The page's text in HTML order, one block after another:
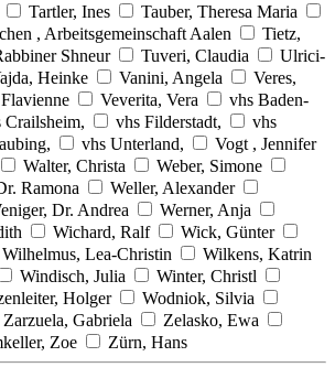
Tartler, Ines
Tauber, Theresa Maria
, Arbeitsgemeinschaft Aalen
Tietz,
Shneur Tuveri, Claudia
Ulrici-
Heinke Vanini, Angela
Veres,
Veverita, Vera
vhs Baden-
Crailsheim, vhs Filderstadt,
vhs
vhs Unterland,
Vogt , Jennifer
Walter, Christa
Weber, Simone
Ramona
Weller, Alexander
Dr. Andrea
Werner, Anja
Wichard, Ralf
Wick, Günter
Wilhelmus, Lea-Christin
Wilkens, Katrin
Windisch, Julia
Winter, Christl
Holger
Wodniok, Silvia
Zarzuela, Gabriela
Zelasko, Ewa
Zoe Zürn, Hans